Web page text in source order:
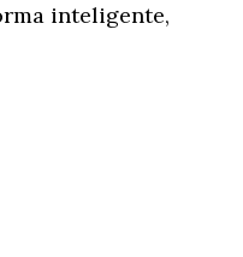
inteligente,